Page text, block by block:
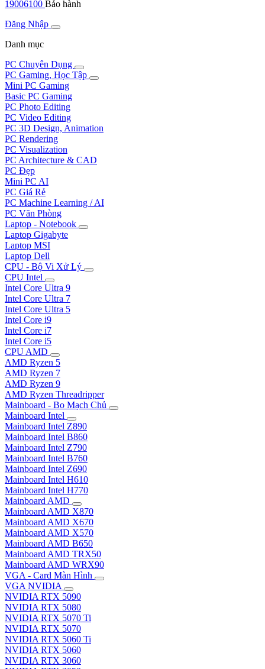
19006100 Bảo hành
Đăng Nhập
Danh mục
PC Chuyên Dụng
PC Gaming, Học Tập
Mini PC Gaming
Basic PC Gaming
PC Photo Editing
PC Video Editing
PC 3D Design, Animation
PC Rendering
PC Visualization
PC Architecture & CAD
PC Đẹp
Mini PC AI
PC Giá Rẻ
PC Machine Learning / AI
PC Văn Phòng
Laptop - Notebook
Laptop Gigabyte
Laptop MSI
Laptop Dell
CPU - Bộ Vi Xử Lý
CPU Intel
Intel Core Ultra 9
Intel Core Ultra 7
Intel Core Ultra 5
Intel Core i9
Intel Core i7
Intel Core i5
CPU AMD
AMD Ryzen 5
AMD Ryzen 7
AMD Ryzen 9
AMD Ryzen Threadripper
Mainboard - Bo Mạch Chủ
Mainboard Intel
Mainboard Intel Z890
Mainboard Intel B860
Mainboard Intel Z790
Mainboard Intel B760
Mainboard Intel Z690
Mainboard Intel H610
Mainboard Intel H770
Mainboard AMD
Mainboard AMD X870
Mainboard AMD X670
Mainboard AMD X570
Mainboard AMD B650
Mainboard AMD TRX50
Mainboard AMD WRX90
VGA - Card Màn Hình
VGA NVIDIA
NVIDIA RTX 5090
NVIDIA RTX 5080
NVIDIA RTX 5070 Ti
NVIDIA RTX 5070
NVIDIA RTX 5060 Ti
NVIDIA RTX 5060
NVIDIA RTX 3060